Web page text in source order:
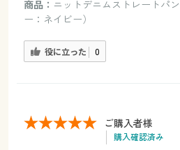
商品： ニットデニムストレートパ
ー：ネイビー）
役に立った 0
ご購入者様
購入確認済み